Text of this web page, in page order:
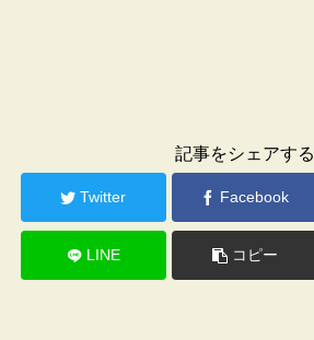
記事をシェアする
Twitter Facebook
LINE コピー